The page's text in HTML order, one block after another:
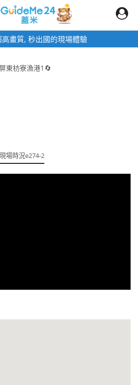
畫質, 秒出國的現場體驗
屏東枋寮漁港1🔄
場時況e274-2